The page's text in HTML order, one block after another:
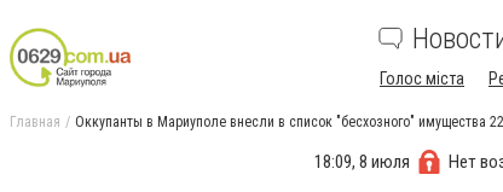
Голос міста
Главная Оккупанты в Мариуполе внесли в список "бесхозного" имущества
18:09, 8 июля Нет